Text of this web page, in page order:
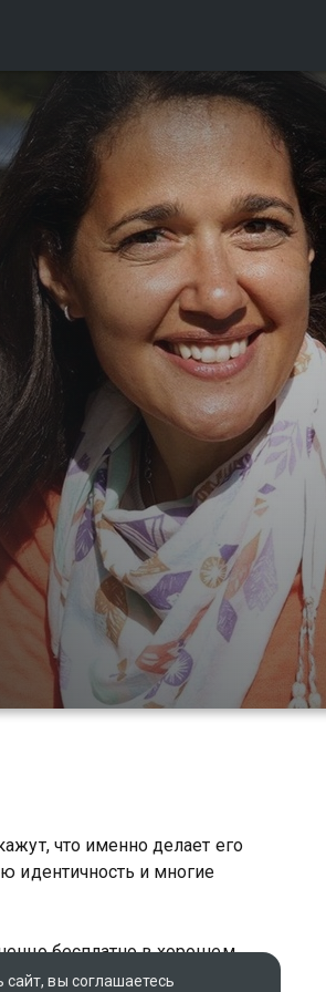
что именно делает его
идентичность и многие
бесплатно в хорошем
вы соглашаетесь